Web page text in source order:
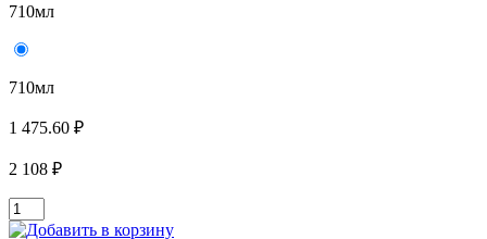
710мл
710мл
1 475.60 ₽
2 108 ₽